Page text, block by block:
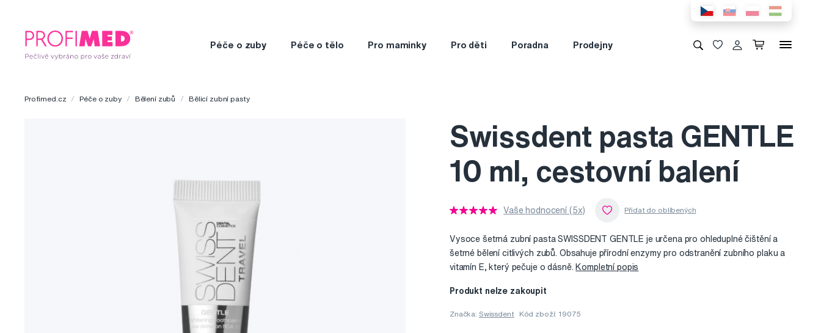
Péče o zuby Péče o tělo Pro maminky Pro děti Poradna Prodejny
Profimed.cz Péče o zuby Bělení zubů Bělicí zubní pasty
Swissdent pasta GENTLE
10 ml, cestovní balení
Vaše hodnocení (5x)
Vysoce šetrná zubní pasta SWISSDENT GENTLE je určena pro ohleduplné čištění a
šetrné bělení citlivých zubů. Obsahuje přírodní enzymy pro odstranění zubního plaku a
vitamín E, který pečuje o dásně. Kompletní popis
Produkt nelze zakoupit
Značka: Swissdent Kód zboží: 19075